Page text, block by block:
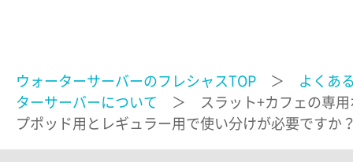
ウォーターサーバーのフレシャスTOP ＞
よくあ
ターサーバーについて
＞ スラット+カフェの専用
プポッド用とレギュラー用で使い分けが必要ですか